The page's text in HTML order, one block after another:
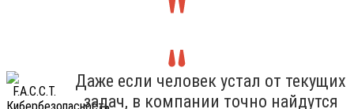
Даже если человек устал от текущих
задач, в компании точно найдутся